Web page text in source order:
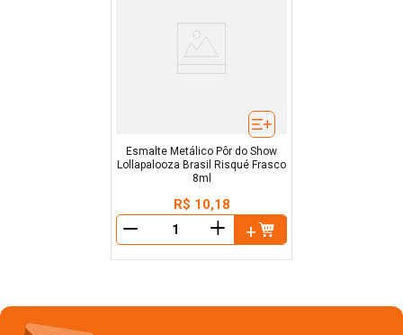
Esmalte Metálico Pôr do Show
Lollapalooza Brasil Risqué Frasco
8ml
R$ 10,18
＋